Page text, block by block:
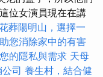
位女演員現在在講
葬陽明山，選擇一
您消除家中的有害
的隱私與需求 天母
司 養生村，結合健